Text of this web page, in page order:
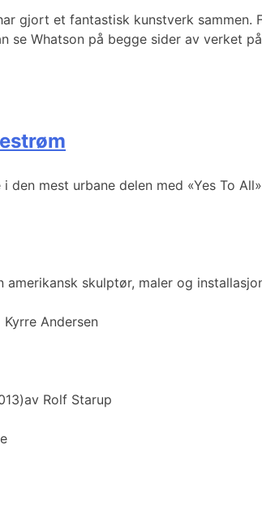
gjort et fantastisk kunstverk
se Whatson på begge sider av verket
mest urbane delen med «Yes To
amerikansk skulptør, maler og
Andersen
Rolf Starup